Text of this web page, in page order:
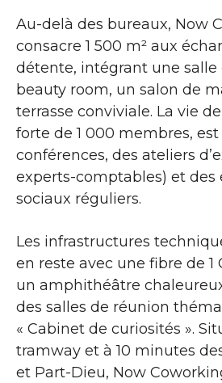
Au-delà des bureaux, Now
consacre 1 500 m² aux
détente, intégrant une salle
beauty room, un salon de
terrasse conviviale. La vie
forte de 1 000 membres,
conférences, des ateliers
experts-comptables) et des
sociaux réguliers.
Les infrastructures
en reste avec une fibre de 1
un amphithéâtre
des salles de réunion
« Cabinet de curiosités ».
tramway et à 10 minutes
et Part-Dieu, Now